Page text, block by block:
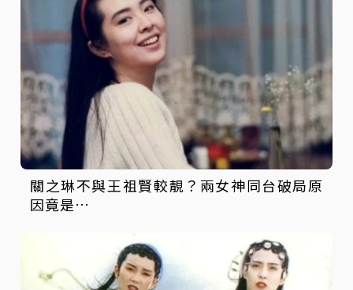
關之琳不與王祖賢較靚？兩女神同台破局原
因竟是…